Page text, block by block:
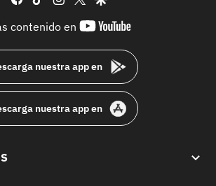
contenido en
youtube-
nuestra app en
nuestra app en